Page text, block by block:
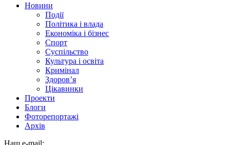
Новини
Події
Політика і влада
Економіка і бізнес
Спорт
Суспільство
Культура і освіта
Кримінал
Здоров’я
Цікавинки
Проекти
Блоги
Фоторепортажі
Архів
Наш e-mail: